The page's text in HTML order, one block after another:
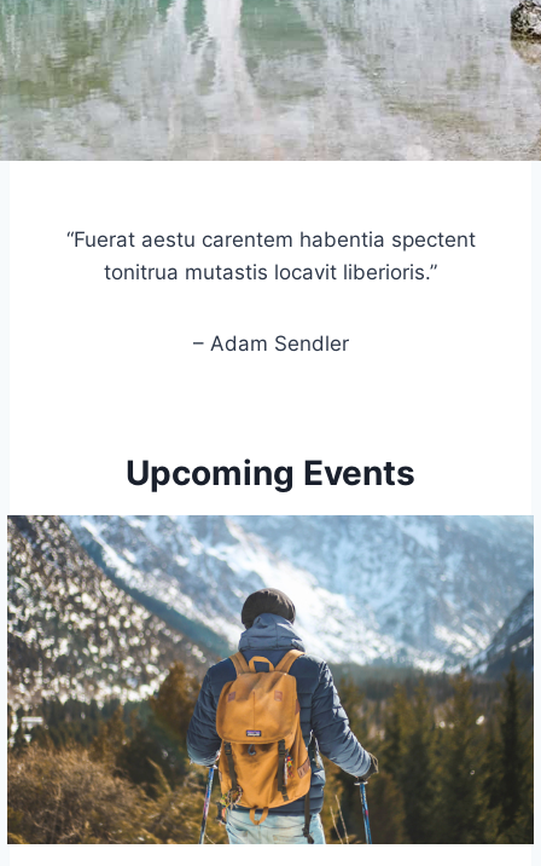
“Fuerat aestu carentem habentia spectent
tonitrua mutastis locavit liberioris.”
– Adam Sendler
Upcoming Events